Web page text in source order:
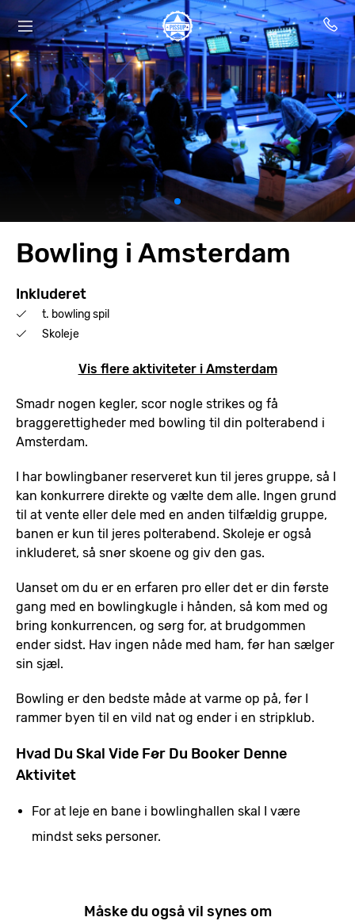
Bowling i Amsterdam
Inkluderet
t. bowling spil
Skoleje
Vis flere aktiviteter i Amsterdam
Smadr nogen kegler, scor nogle strikes og få
braggerettigheder med bowling til din polterabend i
Amsterdam.
I har bowlingbaner reserveret kun til jeres gruppe, så I
kan konkurrere direkte og vælte dem alle. Ingen grund
til at vente eller dele med en anden tilfældig gruppe,
banen er kun til jeres polterabend. Skoleje er også
inkluderet, så snør skoene og giv den gas.
Uanset om du er en erfaren pro eller det er din første
gang med en bowlingkugle i hånden, så kom med og
bring konkurrencen, og sørg for, at brudgommen
ender sidst. Hav ingen nåde med ham, før han sælger
sin sjæl.
Bowling er den bedste måde at varme op på, før I
rammer byen til en vild nat og ender i en stripklub.
Hvad Du Skal Vide Før Du Booker Denne
Aktivitet
For at leje en bane i bowlinghallen skal I være
mindst seks personer.
Måske du også vil synes om